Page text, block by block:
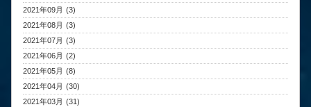
2021年09月 (3)
2021年08月 (3)
2021年07月 (3)
2021年06月 (2)
2021年05月 (8)
2021年04月 (30)
2021年03月 (31)